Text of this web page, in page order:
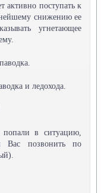
активно поступать к
снижению ее
угнетающее
и ледохода.
в ситуацию,
Вас позвонить по